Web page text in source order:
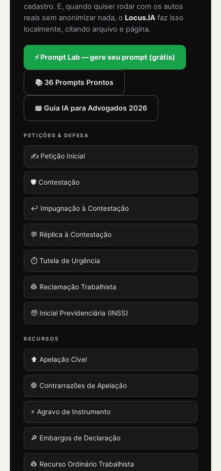
cadastro. E, quando quiser rodar com os autos
reais sem anonimizar nada, o Locus.IA faz isso
localmente, citando arquivo e página.
⚡ Prompt Lab — gere seu prompt (grátis)
📚 36 Prompts Prontos
📖 Guia IA para Advogados 2026
PETIÇÕES & DEFESA
✍️ Petição Inicial
🛡️ Contestação
↩️ Impugnação à Contestação
💬 Réplica à Contestação
⏱️ Tutela de Urgência
👷 Reclamação Trabalhista
🧓 Inicial Previdenciária (INSS)
RECURSOS
⬆️ Apelação Cível
🛑 Contrarrazões de Apelação
⚡ Agravo de Instrumento
🔎 Embargos de Declaração
👷 Recurso Ordinário Trabalhista